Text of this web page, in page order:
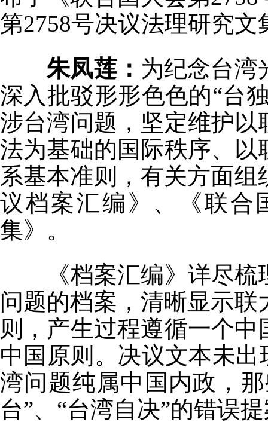
第2758号决议法理研究
朱凤莲： 为纪念台湾
深入批驳形形色色的“台
涉台湾问题，坚定维护
法为基础的国际秩序、
系基本准则，有关方面
议档案汇编》、《联合
集》。
《档案汇编》详尽梳
问题的档案，清晰显示联
则，产生过程遵循一个
中国原则。决议文本未
湾问题纯属中国内政，
台”、“台湾自决”的错误